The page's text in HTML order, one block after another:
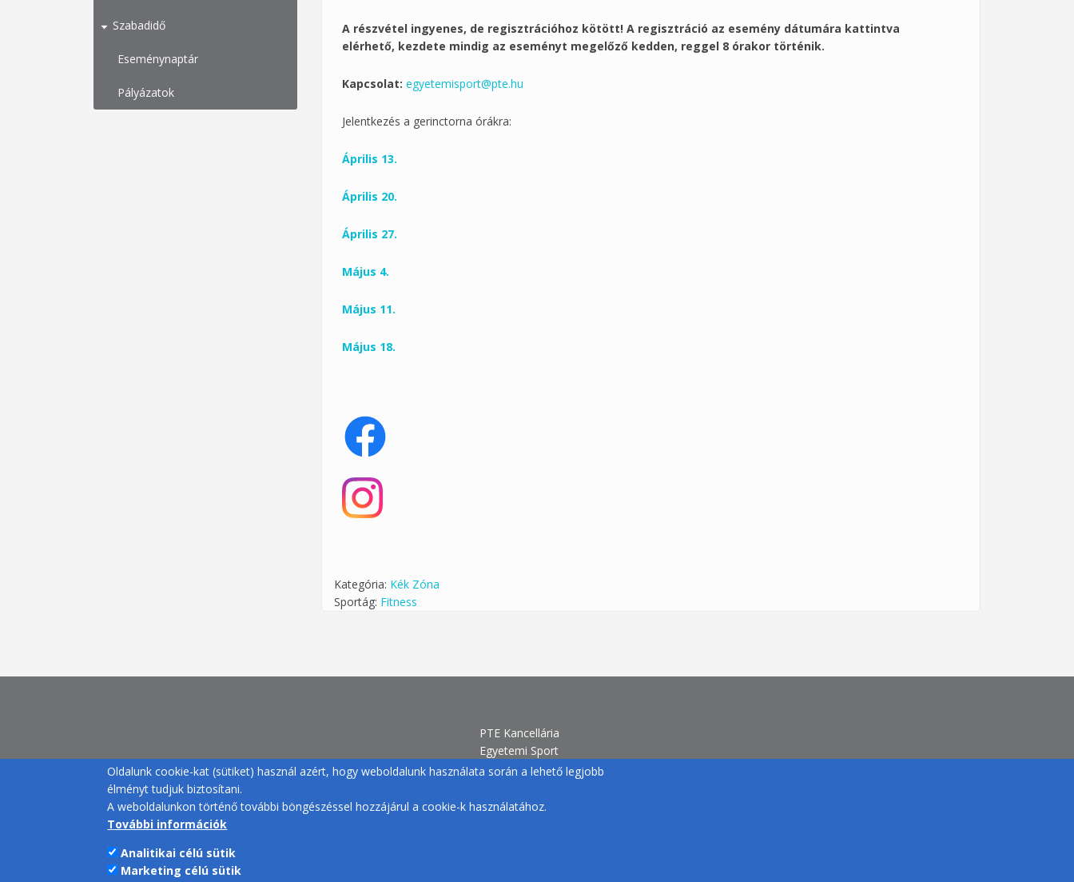
Szabadidő
Eseménynaptár
Pályázatok
A részvétel ingyenes, de regisztrációhoz kötött! A regisztráció az esemény dátumára kattintva
elérhető, kezdete mindig az eseményt megelőző kedden, reggel 8 órakor történik.
Kapcsolat: egyetemisport@pte.hu
Jelentkezés a gerinctorna órákra:
Április 13.
Április 20.
Április 27.
Május 4.
Május 11.
Május 18.
Kategória: Kék Zóna
Sportág: Fitness
PTE Kancellária
Egyetemi Sport
H-7633 Pécs, Szántó Kovács J. u.
+36 72 /501-500/12770 |
Oldalunk cookie-kat (sütiket) használ azért, hogy weboldalunk használata során a lehető legjobb
élményt tudjuk biztosítani.
A weboldalunkon történő további böngészéssel hozzájárul a cookie-k használatához.
További információk
Analitikai célú sütik
Marketing célú sütik